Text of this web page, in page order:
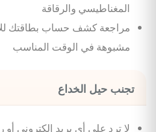
المغناطيسي والرقاقة
مراجعة كشف حساب بطاقتك
مشبوهة في الوقت المناسب
تجنب حيل الخداع
لا ترد على أي بريد إلكتروني